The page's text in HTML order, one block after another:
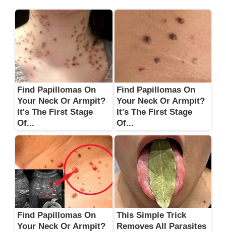
Find Papillomas On
Your Neck Or Armpit?
It's The First Stage
Of...
Find Papillomas On
Your Neck Or Armpit?
It's The First Stage
Of...
Find Papillomas On
Your Neck Or Armpit?
This Simple Trick
Removes All Parasites